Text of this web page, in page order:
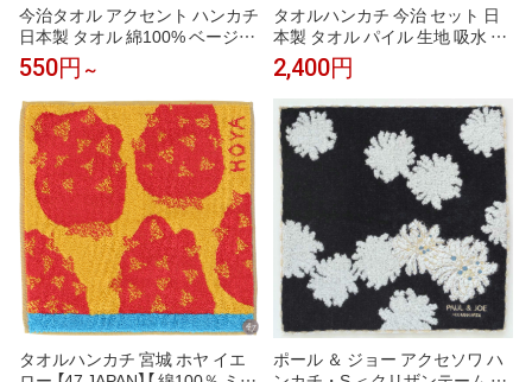
今治タオル アクセント ハンカチ
日本製 タオル 綿100% ベージュ
アイボリー グレー ピンク グリ
ーン パープル 1枚 3枚 5枚 全色
セット かわいい おしゃれ ギフ
ト プレゼント 引越し祝い ギフ
ト タオルギフト
550円 ～
タオルハンカチ 今治 セット 日
本製 タオル パイル 生地 吸水 タ
オル ハンカチ 3枚セット メンズ
ビジネス カジュアル 今治 ブラ
ンド
2,400円
タオルハンカチ 宮城 ホヤ イエ
ポール ＆ ジョー アクセソワ ハ